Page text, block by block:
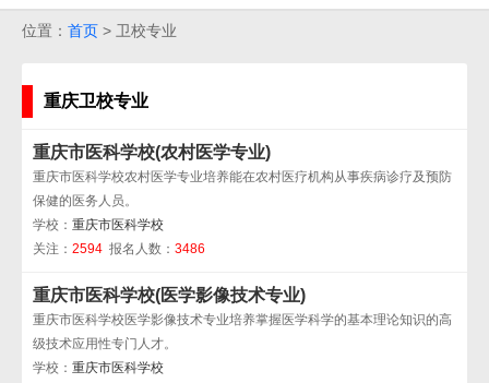
位置： 首页 > 卫校专业
重庆卫校专业
重庆市医科学校(农村医学专业)
重庆市医科学校农村医学专业培养能在农村医疗机构从事疾病诊疗及预防
保健的医务人员。
学校： 重庆市医科学校
关注： 2594 报名人数： 3486
重庆市医科学校(医学影像技术专业)
重庆市医科学校医学影像技术专业培养掌握医学科学的基本理论知识的高
级技术应用性专门人才。
学校： 重庆市医科学校